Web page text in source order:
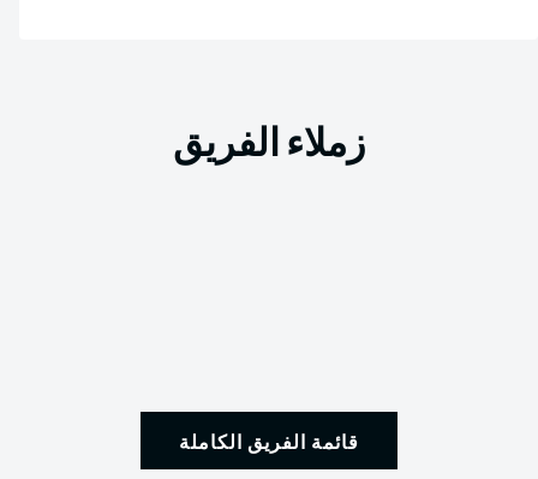
زملاء الفريق
قائمة الفريق الكاملة